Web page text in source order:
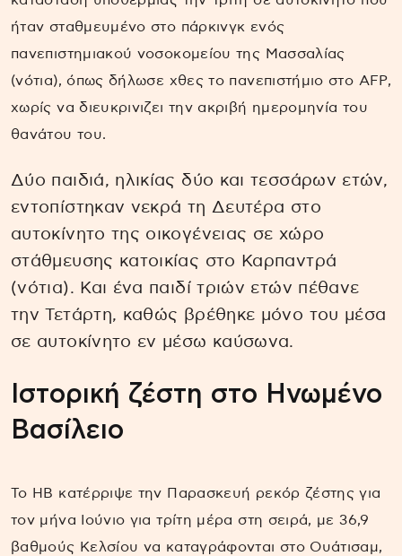
ήταν σταθμευμένο στο πάρκινγκ ενός
πανεπιστημιακού νοσοκομείου της Μασσαλίας
(νότια), όπως δήλωσε χθες το πανεπιστήμιο στο AFP,
χωρίς να διευκρινιζει την ακριβή ημερομηνία του
θανάτου του.
Δύο παιδιά, ηλικίας δύο και τεσσάρων ετών,
εντοπίστηκαν νεκρά τη Δευτέρα στο
αυτοκίνητο της οικογένειας σε χώρο
στάθμευσης κατοικίας στο Καρπαντρά
(νότια). Και ένα παιδί τριών ετών πέθανε
την Τετάρτη, καθώς βρέθηκε μόνο του μέσα
σε αυτοκίνητο εν μέσω καύσωνα.
Ιστορική ζέστη στο Ηνωμένο
Βασίλειο
Το ΗΒ κατέρριψε την Παρασκευή ρεκόρ ζέστης για
τον μήνα Ιούνιο για τρίτη μέρα στη σειρά, με 36,9
βαθμούς Κελσίου να καταγράφονται στο Ουάτισαμ,